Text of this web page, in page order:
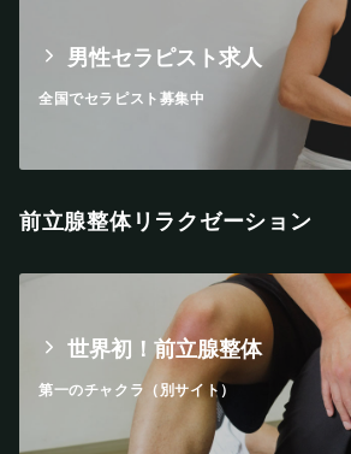
男性セラピスト求人
全国でセラピスト募集中
前立腺整体リラクゼーション
世界初！前立腺整体
第一のチャクラ（別サイト）